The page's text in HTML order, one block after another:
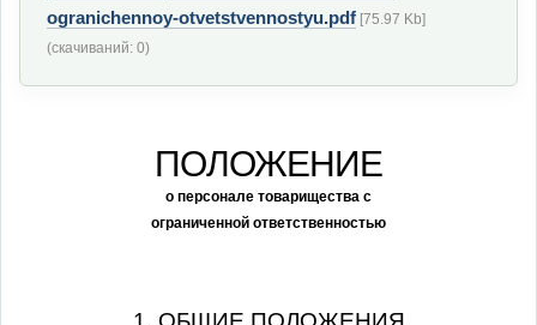
ogranichennoy-otvetstvennostyu.pdf [75.97 Kb]
(cкачиваний: 0)
ПОЛОЖЕНИЕ
о персонале товарищества с
ограниченной ответственностью